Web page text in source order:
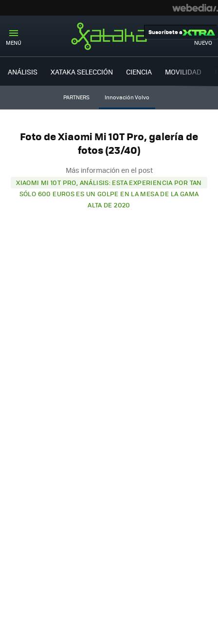
MENÚ NUEVO
Suscríbete a
ANÁLISIS XATAKA SELECCIÓN CIENCIA MOVILIDAD
PARTNERS Innovación Volvo
Foto de Xiaomi Mi 10T Pro, galería de
fotos (23/40)
Más información en el post
XIAOMI MI 10T PRO, ANÁLISIS: ESTA EXPERIENCIA POR TAN
SÓLO 600 EUROS ES UN GOLPE EN LA MESA DE LA GAMA
ALTA DE 2020